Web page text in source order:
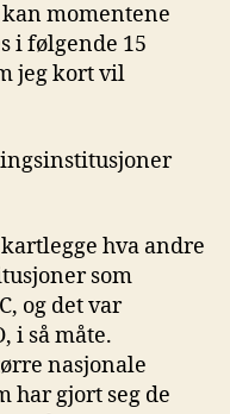
momentene
i følgende 15
jeg kort vil
hva andre
som
og det var
i så måte.
nasjonale
har gjort seg de